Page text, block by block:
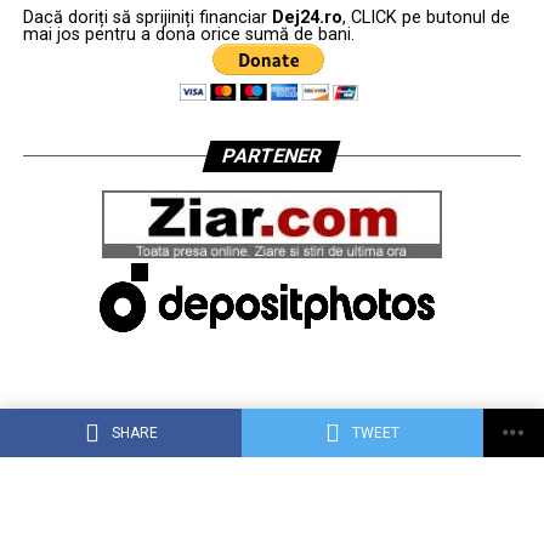
SHARE TWEET
Dacă doriți să sprijiniți financiar Dej24.ro, CLICK pe butonul de
mai jos pentru a dona orice sumă de bani.
PARTENER